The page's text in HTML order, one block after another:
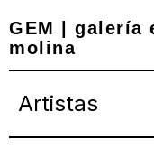
GEM | galería
molina
Artistas